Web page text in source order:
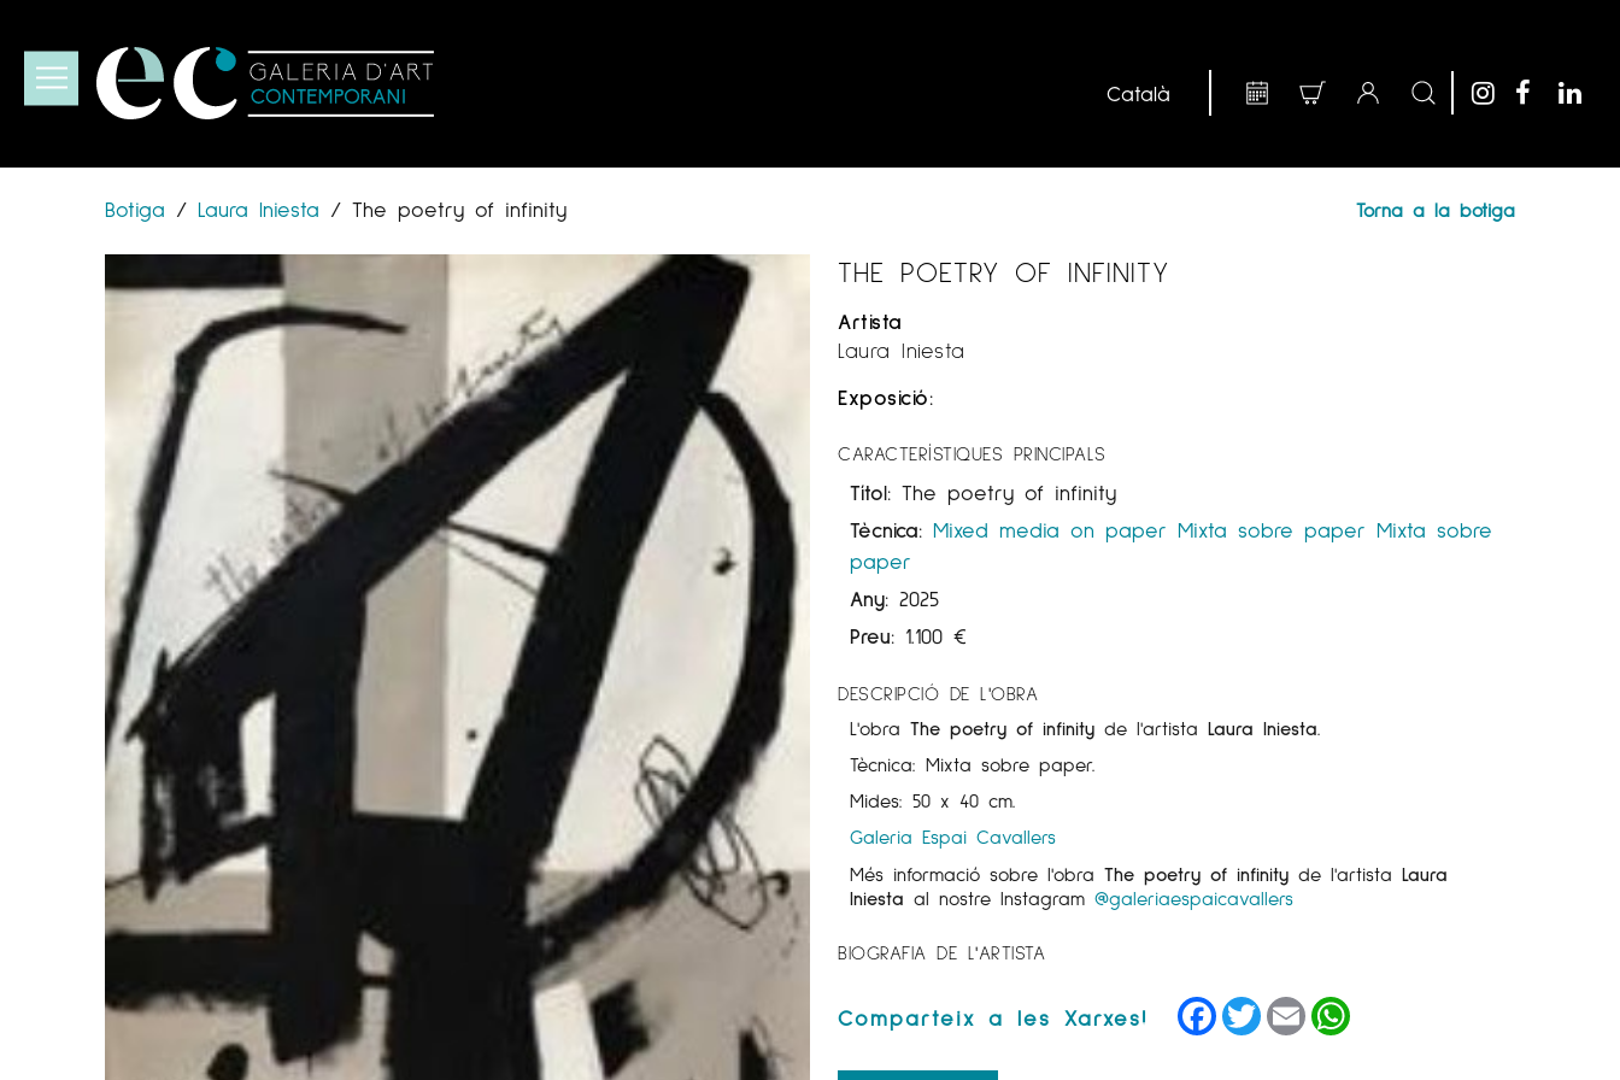
Botiga / Laura Iniesta / The poetry of infinity Torna a la botiga
THE POETRY OF INFINITY
Artista
Laura Iniesta
Exposició:
CARACTERÍSTIQUES PRINCIPALS
Títol: The poetry of infinity
Tècnica: Mixed media on paper Mixta sobre paper Mixta sobre
paper
Any: 2025
Preu: 1.100€
DESCRIPCIÓ DE L'OBRA
L'obraThe poetry of infinityde l'artistaLaura Iniesta.
Tècnica: Mixta sobre paper.
Mides: 50 x 40 cm.
Galeria Espai Cavallers
Més informació sobre l'obraThe poetry of infinity de l'artistaLaura
Iniesta al nostre Instagram@galeriaespaicavallers
BIOGRAFIA DE L'ARTISTA
Facebook
TwitterEmail